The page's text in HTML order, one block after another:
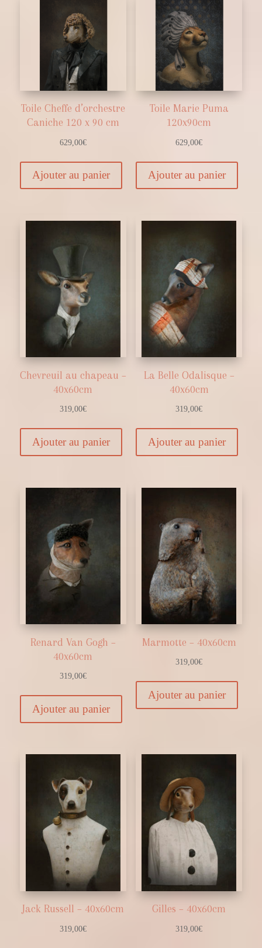
Toile Cheffe d’orchestre
Caniche 120 x 90 cm
629,00€
Ajouter au panier
Toile Marie Puma
120x90cm
629,00€
Ajouter au panier
Chevreuil au chapeau –
40x60cm
319,00€
Ajouter au panier
La Belle Odalisque –
40x60cm
319,00€
Ajouter au panier
Renard Van Gogh –
40x60cm
319,00€
Ajouter au panier
Marmotte – 40x60cm
319,00€
Ajouter au panier
Jack Russell – 40x60cm
319,00€
Gilles – 40x60cm
319,00€